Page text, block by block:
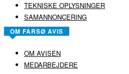
TEKNISKE OPLYSNINGER
SAMANNONCERING
OM FARSØ AVIS
OM AVISEN
MEDARBEJDERE